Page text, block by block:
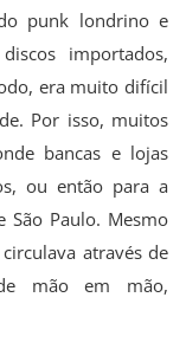
punk londrino e
importados,
era muito difícil
Por isso, muitos
bancas e lojas
ou então para a
São Paulo. Mesmo
através de
mão em mão,